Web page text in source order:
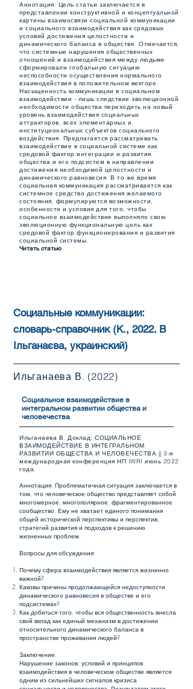
Аннотация: Цель статьи заключается в
представлении конструктивной и концептуальной
картины взаимосвязи социальной коммуникации
и социального взаимодействия как средовых
условий достижения целостности и
динамического баланса в обществе. Отмечается,
что системные нарушения общественных
отношений и взаимодействия между людьми
сформировали глобальную ситуацию
неспособности осуществления нормального
взаимодействия в положительном векторе.
Насыщенность коммуникации в социальном
взаимодействии - лишь следствие эволюционной
необходимости общества переходить на новый
уровень взаимодействия социальных
аттракторов, всех элементарных и
институциональных субъектов социального
воздействия. Предлагается рассматривать
взаимодействие в социальной системе как
средовой фактор интеграции и развития
общества и его подсистем в направлении
достижения необходимой целостности и
динамического равновесия. В то же время
социальная коммуникация рассматривается как
системное средство достижения желаемого
состояния, формулируются возможности,
особенности и условия для того, чтобы
социальное взаимодействие выполняло свою
эволюционную функциональную цель как
средовой фактор функционирования и развития
социальной системы.
Читать статью
Социальные коммуникации:
словарь-справочник (К., 2022. В
Ільганаєва, украинский)
Ильганаева В. (2022)
Социальное взаимодействие в
интегральном развитии общества и
человечества
Ильганаева В. Доклад: СОЦИАЛЬНОЕ
ВЗАИМОДЕЙСТВИЕ В ИНТЕГРАЛЬНОМ
РАЗВИТИИ ОБЩЕСТВА И ЧЕЛОВЕЧЕСТВА || 3-я
международная конференция НП IWRI июнь 2022
года.
Аннотация: Проблематичная ситуация заключается в
том, что человеческое общество представляет собой
многомерное, многополярное, фрагментированное
сообщество. Ему не хватает единого понимания
общей исторической перспективы и перспектив,
стратегий развития и подходов к решению
жизненных проблем.
Вопросы для обсуждения:
Почему сфера взаимодействия является жизненно
важной?
Каковы причины продолжающейся недоступности
динамического равновесия в обществе и его
подсистемах?
Как добиться того, чтобы вся общественность внесла
свой вклад как единый механизм в достижении
относительного динамического баланса в
пространстве проживания людей?
Заключение.
Нарушение законов, условий и принципов
взаимодействия в человеческом обществе является
одним из сильнейших сигналов кризиса